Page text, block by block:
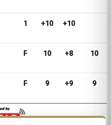
1 +10 +10
F 10 +8 10
F 9 +9 9